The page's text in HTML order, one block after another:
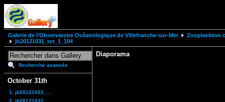
Galerie de l'Observatoire Océanologique de Villefranche-sur-Mer
Zooplankton
jb20121031_tot_1_104
Recherche avancée
October 31th
1. jb20121031_...
2. jb20121031_...
Diaporama